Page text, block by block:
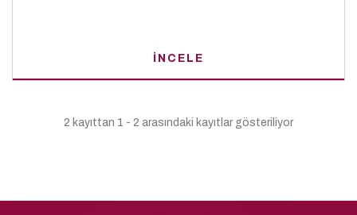
İNCELE
2 kayıttan 1 - 2 arasındaki kayıtlar gösteriliyor